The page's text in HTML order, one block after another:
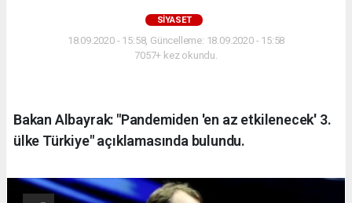
SIYASET
18.09.2020 - 15:58, Güncelleme: 18.09.2020 - 15:58
7057+ kez okundu.
Bakan Albayrak: "Pandemiden 'en az etkilenecek' 3.
ülke Türkiye" açıklamasında bulundu.